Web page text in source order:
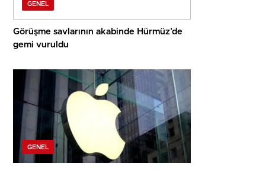
GENEL
Görüşme savlarının akabinde Hürmüz’de
gemi vuruldu
GENEL